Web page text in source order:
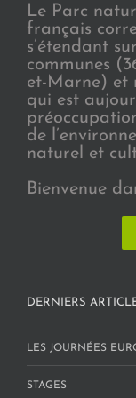
Le Parc
français
s’étendant
communes
et-Marne) et
qui est
de
naturel et
Bienvenue
DERNIERS
LES JOURNÉES
STAGES